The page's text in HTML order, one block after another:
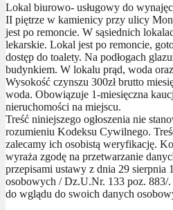
Lokal biurowo- usługowy do
II piętrze w kamienicy przy ulicy
jest po remoncie. W sąsiednich
lekarskie. Lokal jest po remoncie,
dostęp do toalety. Na podłogach
budynkiem. W lokalu prąd, woda
Wysokość czynszu 300zł brutto
woda. Obowiązuje 1-miesięczna
nieruchomości na miejscu.
Treść niniejszego ogłoszenia nie
rozumieniu Kodeksu Cywilnego.
zalecamy ich osobistą weryfikację.
wyraża zgodę na przetwarzanie
przepisami ustawy z dnia 29 sierpnia
osobowych / Dz.U.Nr. 133 poz. 883/
do wglądu do swoich danych